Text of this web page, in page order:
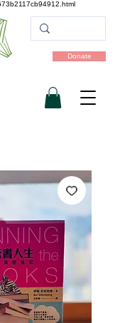
Donate